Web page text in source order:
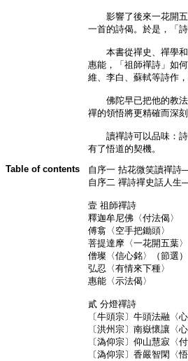
影響了後來一花開五
一首的詩偈。於是，「
本書從禪史、禪學和
惠能，「祖師禪詩」如
維、李白、蘇軾等詩作
佛陀早已把他的教法
禪的領悟將更精確而深
讀禪詩可以品味：詩
有了悟道的契機。
Table of contents
自序一 拈花微笑讀禪
自序二 禪詩禪史話人
壹 祖師禪詩
釋迦牟尼佛〈付法偈〉
傅翕〈空手把鋤頭〉
菩提達摩〈一花開五葉〉
僧璨〈信心銘〉（節選）
弘忍〈有情來下種〉
惠能〈示法偈〉
貳 分燈禪詩
〔牛頭宗〕牛頭法融〈
〔洪州宗〕南嶽懷讓〈
〔溈仰宗〕仰山慧寂〈付
〔溈仰宗〕香嚴智閑〈悟